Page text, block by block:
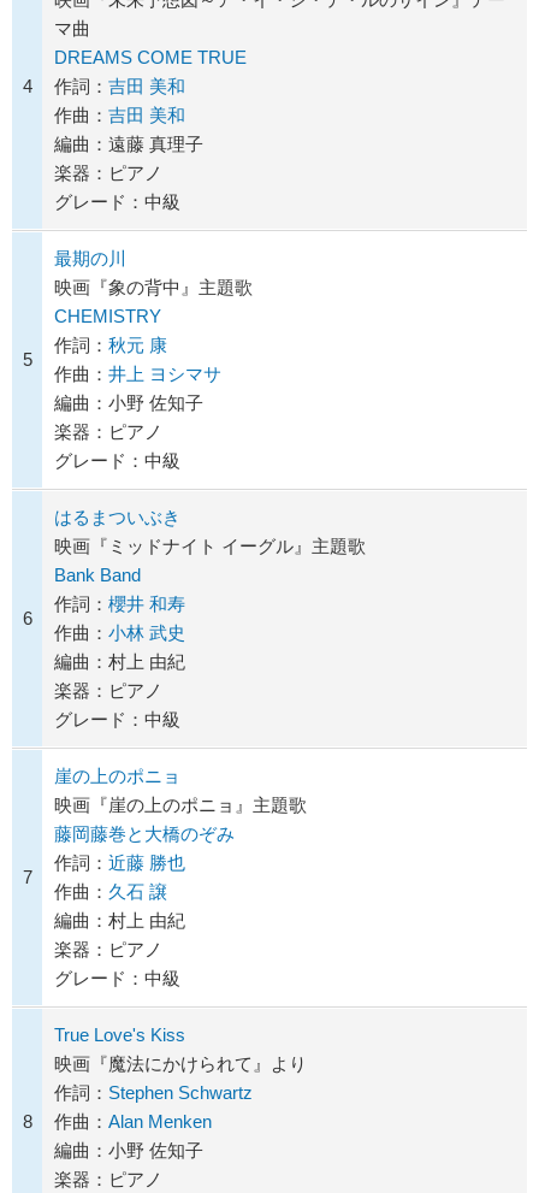
4
マ曲
DREAMS COME TRUE
作詞： 吉田 美和
作曲： 吉田 美和
編曲：遠藤 真理子
楽器：ピアノ
グレード：中級
5
最期の川
映画『象の背中』主題歌
CHEMISTRY
作詞： 秋元 康
作曲： 井上 ヨシマサ
編曲：小野 佐知子
楽器：ピアノ
グレード：中級
6
はるまついぶき
映画『ミッドナイト イーグル』主題歌
Bank Band
作詞： 櫻井 和寿
作曲： 小林 武史
編曲：村上 由紀
楽器：ピアノ
グレード：中級
7
崖の上のポニョ
映画『崖の上のポニョ』主題歌
藤岡藤巻と大橋のぞみ
作詞： 近藤 勝也
作曲： 久石 譲
編曲：村上 由紀
楽器：ピアノ
グレード：中級
8
True Love's Kiss
映画『魔法にかけられて』より
作詞： Stephen Schwartz
作曲： Alan Menken
編曲：小野 佐知子
楽器：ピアノ